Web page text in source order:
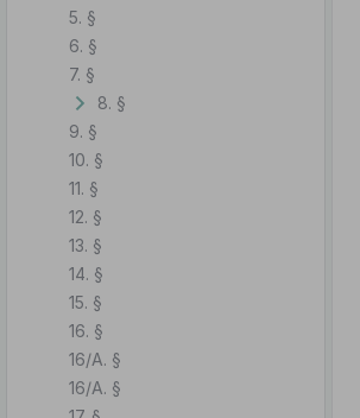
5. §
6. §
7. §
8. §
9. §
10. §
11. §
12. §
13. §
14. §
15. §
16. §
16/A. §
16/A. §